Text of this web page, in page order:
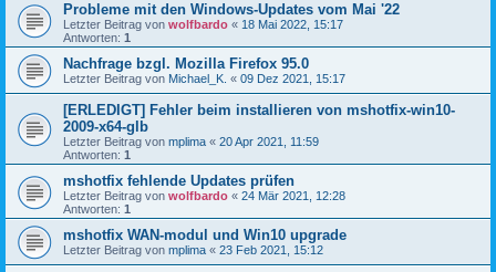
Probleme mit den Windows-Updates vom Mai '22
Letzter Beitrag von wolfbardo « 18 Mai 2022, 15:17
Antworten: 1
Nachfrage bzgl. Mozilla Firefox 95.0
Letzter Beitrag von Michael_K. « 09 Dez 2021, 15:17
[ERLEDIGT] Fehler beim installieren von mshotfix-win10-
2009-x64-glb
Letzter Beitrag von mplima « 20 Apr 2021, 11:59
Antworten: 1
mshotfix fehlende Updates prüfen
Letzter Beitrag von wolfbardo « 24 Mär 2021, 12:28
Antworten: 1
mshotfix WAN-modul und Win10 upgrade
Letzter Beitrag von mplima « 23 Feb 2021, 15:12